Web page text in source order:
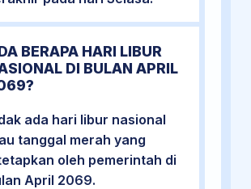
BERAPA HARI LIBUR
DI BULAN APRIL
ada hari libur nasional
tanggal merah yang
oleh pemerintah di
April 2069.